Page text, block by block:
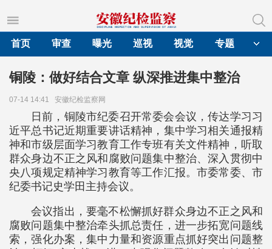
首页
审查 曝光 巡视 视觉 专题
铜陵：做好结合文章 纵深推进集中整治
07-14 14:41 安徽纪检监察网
日前，铜陵市纪委召开常委会会议，传达学习习
近平总书记近期重要讲话精神，集中学习相关通报精
神和市级层面学习教育工作专班有关文件精神，听取
群众身边不正之风和腐败问题集中整治、深入贯彻中
央八项规定精神学习教育等工作汇报。市委常委、市
纪委书记史学田主持会议。
会议指出，要毫不松懈抓好群众身边不正之风和
腐败问题集中整治牵头抓总责任，进一步拓宽问题线
索，强化办案，集中力量和资源重点抓好突出问题整